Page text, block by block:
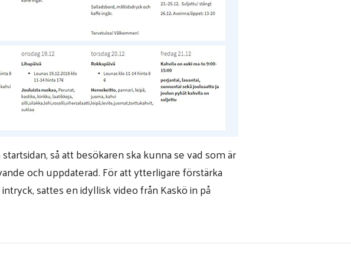
så att besökaren ska kunna se vad som är
och uppdaterad. För att ytterligare förstärka
sattes en idyllisk video från Kaskö in på